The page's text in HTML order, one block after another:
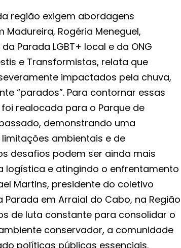
região exigem abordagens
Madureira, Rogéria Meneguel,
Parada LGBT+ local e da ONG
e Transformistas, relata que
impactados pela chuva,
“parados”. Para contornar essas
realocada para o Parque de
demonstrando uma
ambientais e de
desafios podem ser ainda mais
logística e atingindo o enfrentamento
Martins, presidente do coletivo
Parada em Arraial do Cabo, na Região
de luta constante para consolidar o
conservador, a comunidade
políticas públicas essenciais.